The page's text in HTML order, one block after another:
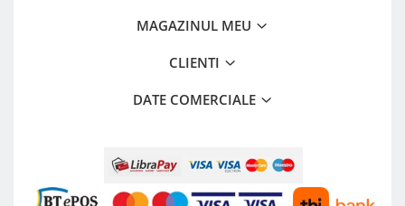
Blitz-uri studio , SECOND HAND
Imprimante SECOND HAND
Genti, huse, curele
MAGAZINUL MEU
CLIENTI
DATE COMERCIALE